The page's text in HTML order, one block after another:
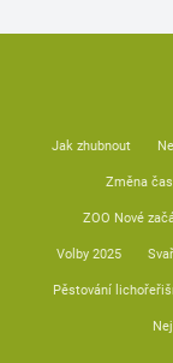
Jak zhubnout
Změna
ZOO Nové
Volby 2025
Pěstování